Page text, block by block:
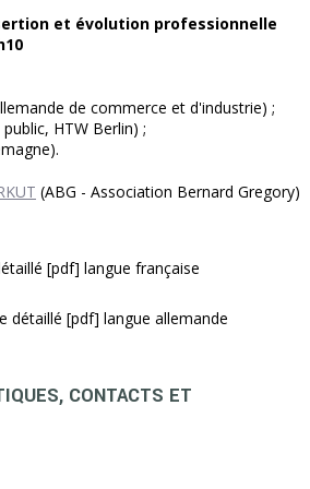
et évolution professionnelle
de commerce et d'industrie) ;
HTW Berlin) ;
(ABG - Association Bernard Gregory)
[pdf] langue française
détaillé [pdf] langue allemande
CONTACTS ET